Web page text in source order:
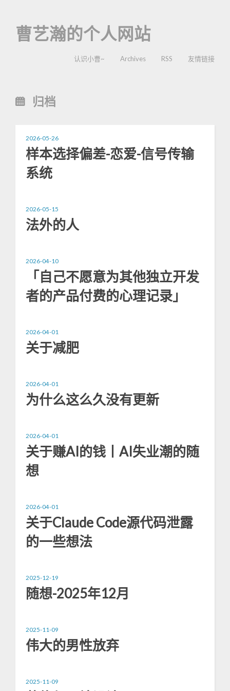
曹艺瀚的个人网站
认识小曹~ Archives RSS 友情链接
归档
2026-05-26
样本选择偏差-恋爱-信号传输
系统
2026-05-15
法外的人
2026-04-10
「自己不愿意为其他独立开发
者的产品付费的心理记录」
2026-04-01
关于减肥
2026-04-01
为什么这么久没有更新
2026-04-01
关于赚AI的钱丨AI失业潮的随
想
2026-04-01
关于Claude Code源代码泄露
的一些想法
2025-12-19
随想-2025年12月
2025-11-09
伟大的男性放弃
2025-11-09